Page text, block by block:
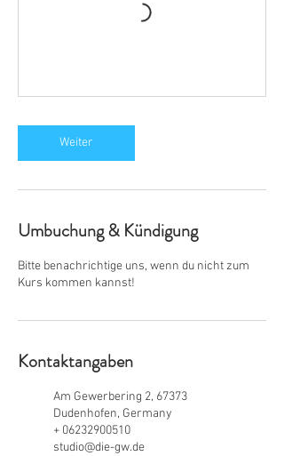
Weiter
Umbuchung & Kündigung
Bitte benachrichtige uns, wenn du nicht zum
Kurs kommen kannst!
Kontaktangaben
Am Gewerbering 2, 67373
Dudenhofen, Germany
+ 06232900510
studio@die-gw.de